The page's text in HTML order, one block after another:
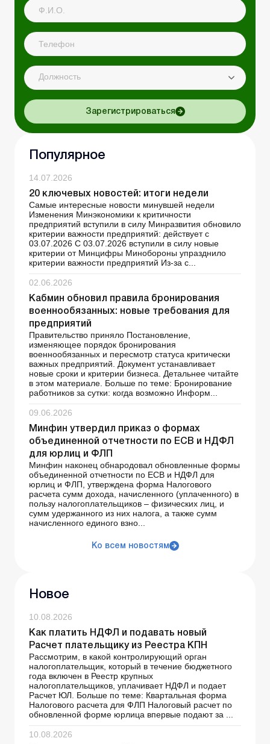
Должность
Зарегистрироваться
Популярное
14.07.2026
20 ключевых новостей: итоги недели
Самые интересные новости минувшей недели
Изменения Минэкономики к критичности
предприятий вступили в силу Минразвития обновило
критерии важности предприятий: действует с
03.07.2026 С 03.07.2026 вступили в силу новые
критерии от Минцифры Минобороны упразднило
критерии важности предприятий Из-за с...
02.06.2026
Кабмин обновил правила бронирования
военнообязанных: новые требования для
предприятий
Правительство приняло Постановление,
изменяющее порядок бронирования
военнообязанных и пересмотр статуса критически
важных предприятий. Документ устанавливает
новые сроки и критерии бизнеса. Детальнее читайте
в этом материале. Больше по теме: Бронирование
работников за сутки: когда возможно Информ...
09.06.2026
Минфин утвердил приказ о формах
объединенной отчетности по ЕСВ и НДФЛ
для юрлиц и ФЛП
Минфин наконец обнародовал обновленные формы
объединенной отчетности по ЕСВ и НДФЛ для
юрлиц и ФЛП, утверждена форма Налогового
расчета сумм дохода, начисленного (уплаченного) в
пользу налогоплательщиков – физических лиц, и
сумм удержанного из них налога, а также сумм
начисленного единого взно...
Ко всем новостям
Новое
10.08.2026
Как платить НДФЛ и подавать новый
Расчет плательщику из Реестра КПН
Рассмотрим, в какой контролирующий орган
налогоплательщик, который в течение бюджетного
года включен в Реестр крупных
налогоплательщиков, уплачивает НДФЛ и подает
Расчет ЮЛ. Больше по теме: Квартальная форма
Налогового расчета для ФЛП Налоговый расчет по
обновленной форме юрлица впервые подают за ...
10.08.2026